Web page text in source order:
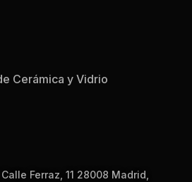
Cerámica y Vidrio
Ferraz, 11 28008 Madrid,